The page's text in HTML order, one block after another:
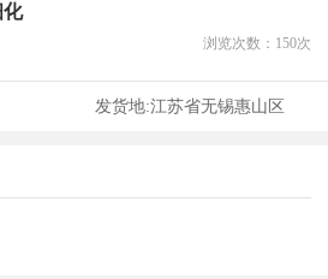
化
浏览次数： 150次
发货地:江苏省无锡惠山区